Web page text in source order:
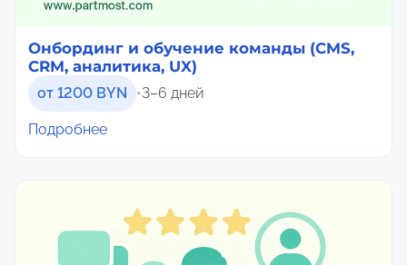
Онбординг и обучение команды (CMS,
CRM, аналитика, UX)
от 1200 BYN •3–6 дней
Подробнее